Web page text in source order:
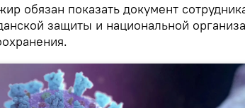
обязан показать документ
защиты и национальной